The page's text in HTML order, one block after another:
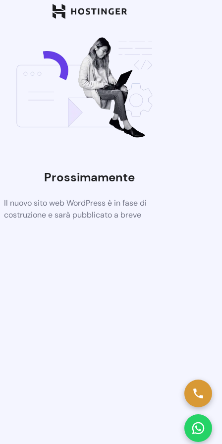
Prossimamente
Il nuovo sito web WordPress è in fase di
costruzione e sarà pubblicato a breve